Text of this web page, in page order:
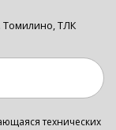
Томилино, ТЛК
технических